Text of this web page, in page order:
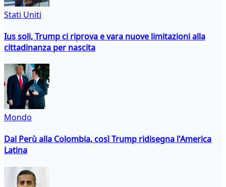
Stati Uniti
Ius soli, Trump ci riprova e vara nuove limitazioni alla
cittadinanza per nascita
Mondo
Dal Perù alla Colombia, così Trump ridisegna l'America
Latina